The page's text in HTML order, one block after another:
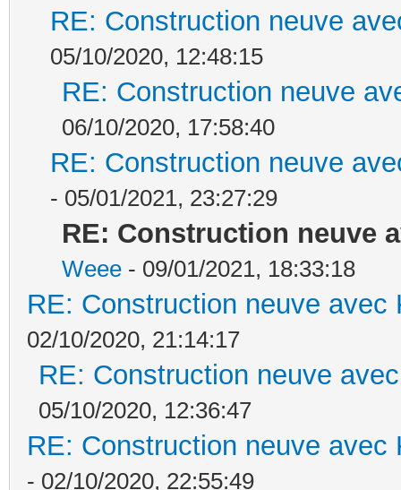
RE: Construction neuve
05/10/2020, 12:48:15
RE: Construction neuve
06/10/2020, 17:58:40
RE: Construction neuve
- 05/01/2021, 23:27:29
RE: Construction neuve
Weee - 09/01/2021, 18:33:18
RE: Construction neuve avec
02/10/2020, 21:14:17
RE: Construction neuve
05/10/2020, 12:36:47
RE: Construction neuve avec
- 02/10/2020, 22:55:49